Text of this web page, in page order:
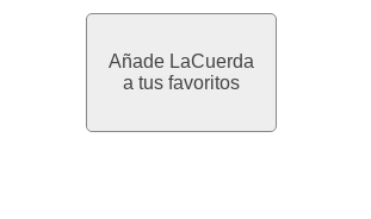
Añade LaCuerda
a tus favoritos